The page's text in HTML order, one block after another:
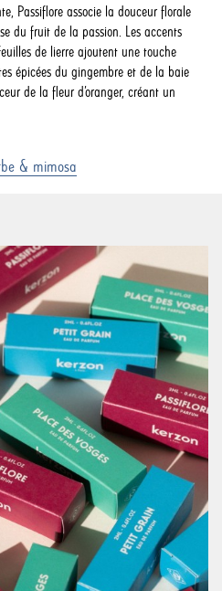
Passiflore associe la douceur florale
du fruit de la passion. Les accents
de lierre ajoutent une touche
épicées du gingembre et de la baie
de la fleur d’oranger, créant un
& mimosa